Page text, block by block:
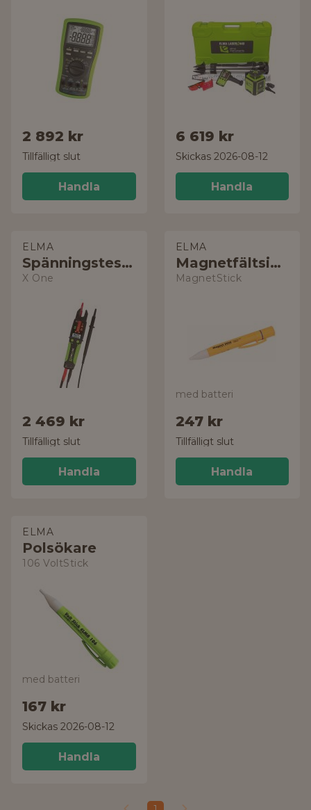
2 892 kr
Tillfälligt slut
Handla
6 619 kr
Skickas 2026-08-12
Handla
ELMA
Spänningstestare
X One
2 469 kr
Tillfälligt slut
Handla
ELMA
Magnetfältsindikator
MagnetStick
med batteri
247 kr
Tillfälligt slut
Handla
ELMA
Polsökare
106 VoltStick
med batteri
167 kr
Skickas 2026-08-12
Handla